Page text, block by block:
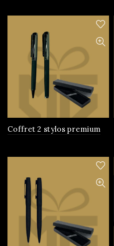
Coffret 2 stylos premium